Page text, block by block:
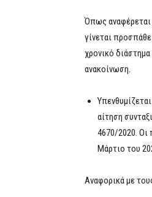
Όπως αναφέρεται
γίνεται
χρονικό
ανακοίνωση.
αίτηση
4670/2020. Οι
Μάρτιο του
Αναφορικά με